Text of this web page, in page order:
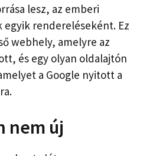
lesz, az emberi
egyik rendereléseként. Ez
webhely, amelyre az
és egy olyan oldalajtón
a Google nyitott a
nem új